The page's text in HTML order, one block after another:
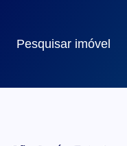
Pesquisar imóvel